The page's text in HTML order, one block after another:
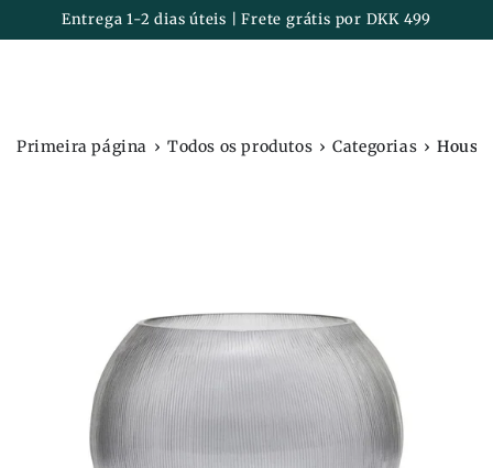
IR PARA O
CONTEÚDO
Entrega 1-2 dias úteis | Frete grátis por DKK 499
Primeira página › Todos os produtos › Categorias › House